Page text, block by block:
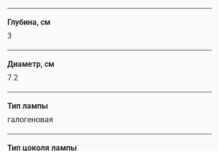
Глубина, см
3
Диаметр, см
7.2
Тип лампы
галогеновая
Тип цоколя лампы